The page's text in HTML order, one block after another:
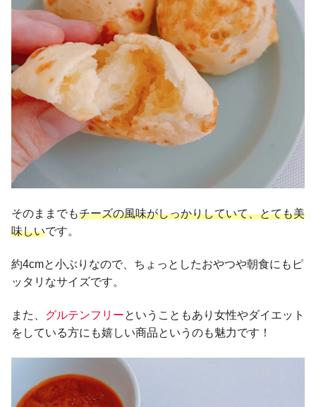
そのままでもチーズの風味がしっかりしていて、とても美
味しいです。
約4cmと小ぶりなので、ちょっとしたおやつや朝食にもピ
ッタリなサイズです。
また、 グルテンフリーということもあり女性やダイエット
をしている方にも嬉しい商品というのも魅力です！